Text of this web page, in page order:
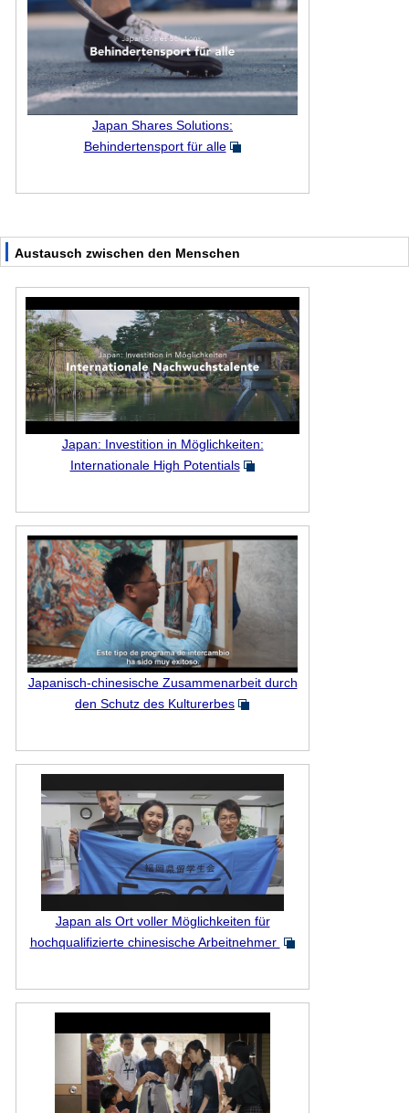
Japan Shares Solutions:
Behindertensport für alle
Austausch zwischen den Menschen
Japan: Investition in Möglichkeiten:
Internationale High Potentials
Japanisch-chinesische Zusammenarbeit durch
den Schutz des Kulturerbes
Japan als Ort voller Möglichkeiten für
hochqualifizierte chinesische Arbeitnehmer